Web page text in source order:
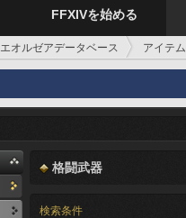
FFXIVを始める
エオルゼアデータベース アイテム
格闘武器
検索条件